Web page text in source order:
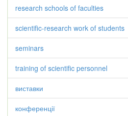
research schools of faculties
scientific-research work of students
seminars
training of scientific personnel
виставки
конференції